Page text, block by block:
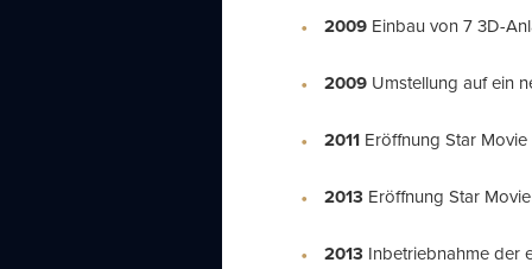
2009Einbau von 7 3D-
2009 Umstellung auf ein
2011 Eröffnung Star Movie
2013 Eröffnung Star
2013 Inbetriebnahme der